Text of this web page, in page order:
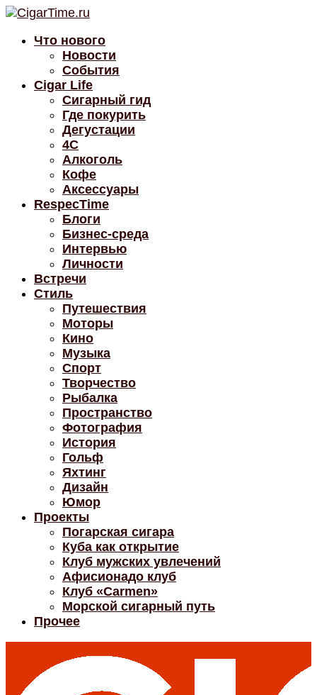
Что нового
Новости
События
Cigar Life
Сигарный гид
Где покурить
Дегустации
4C
Алкоголь
Кофе
Аксессуары
RespecTime
Блоги
Бизнес-среда
Интервью
Личности
Встречи
Стиль
Путешествия
Моторы
Кино
Музыка
Спорт
Творчество
Рыбалка
Пространство
Фотография
История
Гольф
Яхтинг
Дизайн
Юмор
Проекты
Погарская сигара
Куба как открытие
Клуб мужских увлечений
Афисионадо клуб
Клуб «Carmen»
Морской сигарный путь
Прочее